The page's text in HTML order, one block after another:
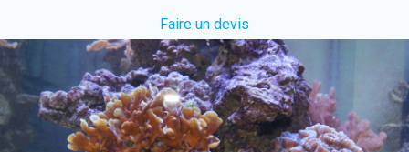
Faire un devis